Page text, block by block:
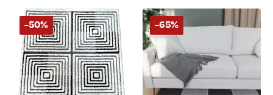
useampi
muunnelma.
Voit
tehdä
valinnat
tuotteen
useampi
muunnelma.
Voit
tehdä
valinnat
tuotteen
-50% -65%